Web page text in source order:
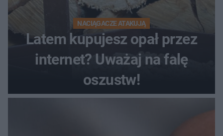
NACIĄGACZE ATAKUJĄ
Latem kupujesz opał przez
internet? Uważaj na falę
oszustw!